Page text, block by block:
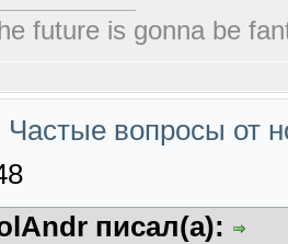
future is gonna be
Частые вопросы от
писал(а):